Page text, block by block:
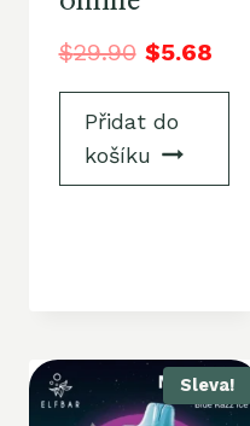
$29.90 $5.68
Přidat do
košíku
Sleva!